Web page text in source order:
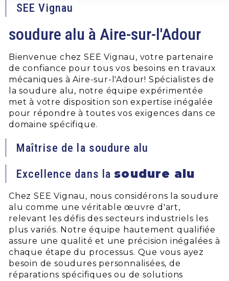
SEE Vignau
soudure alu à Aire-sur-l'Adour
Bienvenue chez SEE Vignau, votre partenaire
de confiance pour tous vos besoins en travaux
mécaniques à Aire-sur-l'Adour! Spécialistes de
la soudure alu, notre équipe expérimentée
met à votre disposition son expertise inégalée
pour répondre à toutes vos exigences dans ce
domaine spécifique.
Maîtrise de la soudure alu
Excellence dans la soudure alu
Chez SEE Vignau, nous considérons la soudure
alu comme une véritable œuvre d'art,
relevant les défis des secteurs industriels les
plus variés. Notre équipe hautement qualifiée
assure une qualité et une précision inégalées à
chaque étape du processus. Que vous ayez
besoin de soudures personnalisées, de
réparations spécifiques ou de solutions